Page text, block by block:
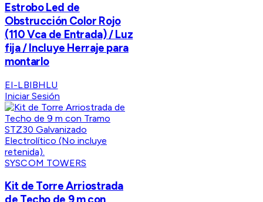
Estrobo Led de
Obstrucción Color Rojo
(110 Vca de Entrada) / Luz
fija / Incluye Herraje para
montarlo
EI-LBIBHLU
Iniciar Sesión
SYSCOM TOWERS
Kit de Torre Arriostrada